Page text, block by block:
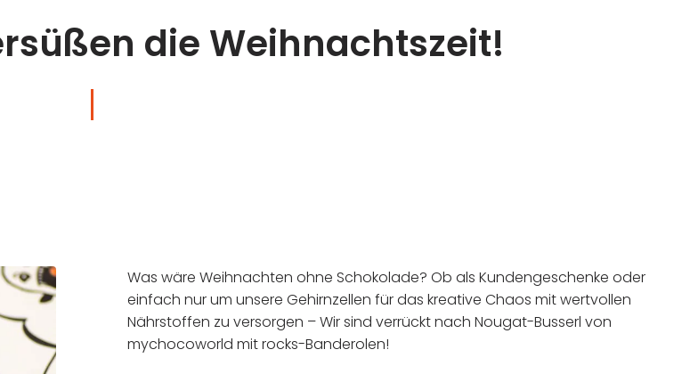
die Weihnachtszeit!
Was wäre Weihnachten ohne Schokolade? Ob als Kundengeschenke oder
einfach nur um unsere Gehirnzellen für das kreative Chaos mit wertvollen
Nährstoffen zu versorgen – Wir sind verrückt nach Nougat-Busserl von
mychocoworld mit rocks-Banderolen!